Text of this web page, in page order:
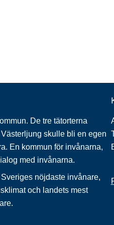
De tre tätorterna
skulle bli en egen
En kommun för invånarna,
med invånarna.
nöjdaste invånare,
och landets mest